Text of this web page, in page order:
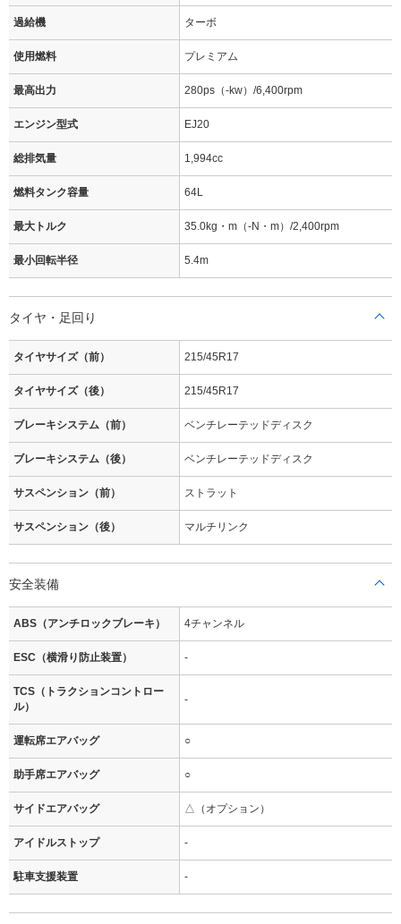
過給機 ターボ
使用燃料 プレミアム
最高出力 280ps（-kw）/6,400rpm
エンジン型式 EJ20
総排気量 1,994cc
燃料タンク容量 64L
最大トルク 35.0kg・m（-N・m）/2,400rpm
最小回転半径 5.4m
タイヤ・足回り
タイヤサイズ（前） 215/45R17
タイヤサイズ（後） 215/45R17
ブレーキシステム（前） ベンチレーテッドディスク
ブレーキシステム（後） ベンチレーテッドディスク
サスペンション（前） ストラット
サスペンション（後） マルチリンク
安全装備
ABS（アンチロックブレーキ） 4チャンネル
ESC（横滑り防止装置） -
TCS（トラクションコントロー
ル）
-
運転席エアバッグ ○
助手席エアバッグ ○
サイドエアバッグ △（オプション）
アイドルストップ -
駐車支援装置 -